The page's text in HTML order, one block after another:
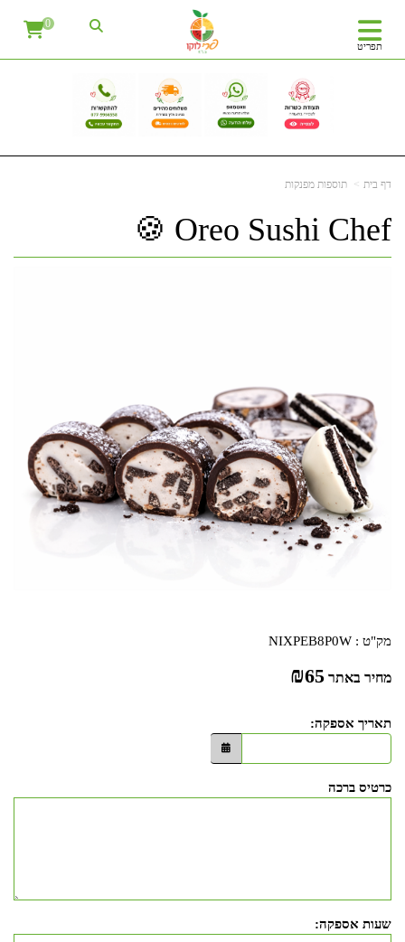
תפריט
0
דף בית תוספות מפנקות
Oreo Sushi Chef 🍪
מק"ט : NIXPEB8P0W
מחיר באתר ₪65
תאריך אספקה:
כרטיס ברכה
שעות אספקה: